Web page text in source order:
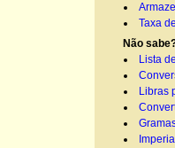
Taxa
Não
Lista
Libras